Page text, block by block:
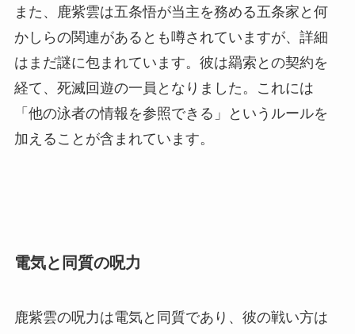
また、鹿紫雲は五条悟が当主を務める五条家と何
かしらの関連があるとも噂されていますが、詳細
はまだ謎に包まれています。彼は羂索との契約を
経て、死滅回遊の一員となりました。これには
「他の泳者の情報を参照できる」というルールを
加えることが含まれています。
電気と同質の呪力
鹿紫雲の呪力は電気と同質であり、彼の戦い方は